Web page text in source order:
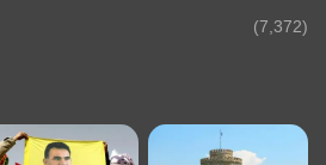
(7,372)